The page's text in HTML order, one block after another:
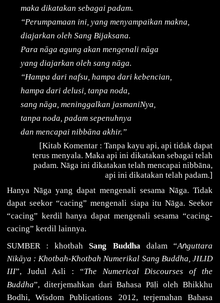
maka dikatakan sebagai padam.
“Perumpamaan ini, yang menyampaikan makna,
diajarkan oleh Sang Bijaksana.
Para nāga agung akan mengenali nāga
yang diajarkan oleh sang nāga.
“Hampa dari nafsu, hampa dari kebencian,
hampa dari delusi, tanpa noda,
sang nāga, meninggalkan jasmaniNya,
tanpa noda, padam sepenuhnya
dan mencapai nibbāna akhir.”
[Kitab Komentar : Tanpa kayu api, api tidak dapat
terus menyala. Maka api ini dikatakan sebagai telah
padam. Nāga ini dikatakan telah mencapai nibbāna,
api ini dikatakan telah padam.]
Hanya Nāgayang dapat mengenali sesama Nāga. Tidak
dapat seekor “cacing” mengenali siapa itu Nāga. Seekor
“cacing” kerdil hanya dapat mengenali sesama “cacing-
cacing” kerdil lainnya.
SUMBER : khotbahSang Buddhadalam “Aṅguttara
Nikāya : Khotbah-Khotbah Numerikal Sang Buddha, JILID
III”, Judul Asli : “The Numerical Discourses of the
Buddha”, diterjemahkan dari Bahasa Pāḷi oleh Bhikkhu
Bodhi, Wisdom Publications 2012, terjemahan Bahasa